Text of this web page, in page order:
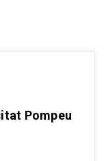
Pompeu